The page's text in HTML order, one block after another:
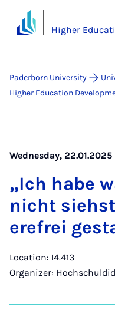
Higher
Paderborn University
Higher Education
Wednesday, 22.01.2025
„Ich habe
nicht
ere­frei
Location: I4.413
Organizer: